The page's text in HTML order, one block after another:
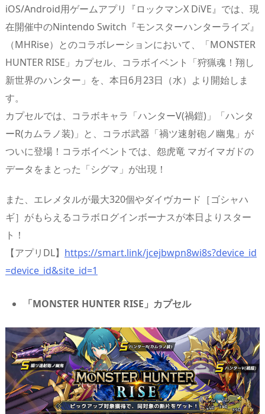
re
a
d
s
st
o
d
o
n
e
sk
y
m
bl
r
b
o
ar
d
n
d
ro
p.
io
iOS/Android用ゲームアプリ『ロックマンX DiVE』では、現
在開催中のNintendo Switch『モンスターハンターライズ』
（MHRise）とのコラボレーションにおいて、「MONSTER
HUNTER RISE」カプセル、コラボイベント「狩猟魂！翔し
新世界のハンター」を、本日6月23日（水）より開始しま
す。
カプセルでは、コラボキャラ「ハンターV(禍鎧)」「ハンタ
ーR(カムラノ装)」と、コラボ武器「禍ツ速射砲ノ幽鬼」が
ついに登場！コラボイベントでは、怨虎竜 マガイマガドの
データをまとった「シグマ」が出現！
また、エレメタルが最大320個やダイヴカード［ゴシャハ
ギ］がもらえるコラボログインボーナスが本日よりスター
ト！
【アプリDL】 https://smart.link/jcejbwpn8wi8s?device_id
=device_id&site_id=1
「MONSTER HUNTER RISE」カプセル